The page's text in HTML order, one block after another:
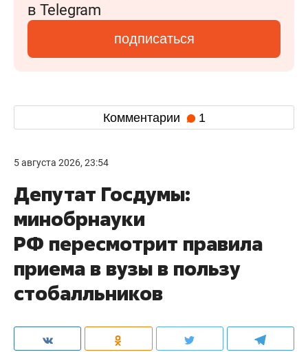
в Telegram
подписаться
Комментарии 1
5 августа 2026, 23:54
Депутат Госдумы:
минобрнауки
РФ пересмотрит правила
приема в вузы в пользу
стобалльников